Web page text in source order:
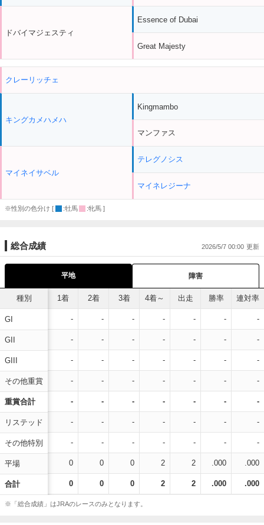
ドバイマジェスティ
Essence of Dubai
Great Majesty
クレーリッチェ
キングカメハメハ
マイネイサベル
Kingmambo
マンファス
テレグノシス
マイネレジーナ
※性別の色分け [ :牡馬 :牝馬 ]
総合成績 2026/5/7 00:00
平地 障害
種別
GI
GII
GIII
その他重賞
重賞合計
リステッド
その他特別
平場
合計
1着 2着 3着 4着～ 出走 勝率 連対率
- - - - - - -
- - - - - - -
- - - - - - -
- - - - - - -
- - - - - - -
- - - - - - -
- - - - - - -
0 0 0 2 2 .000 .000
0 0 0 2 2 .000 .000
※「総合成績」はJRAのレースのみとなります。